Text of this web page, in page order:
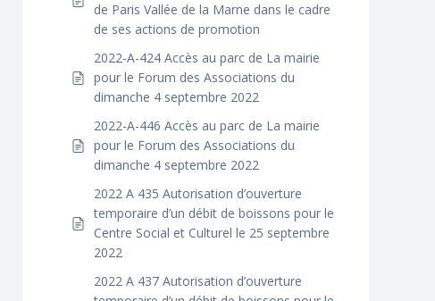
de Paris Vallée de la Marne dans le cadre
de ses actions de promotion
2022-A-424 Accès au parc de La mairie
pour le Forum des Associations du
dimanche 4 septembre 2022
2022-A-446 Accès au parc de La mairie
pour le Forum des Associations du
dimanche 4 septembre 2022
2022 A 435 Autorisation d’ouverture
temporaire d’un débit de boissons pour le
Centre Social et Culturel le 25 septembre
2022
2022 A 437 Autorisation d’ouverture